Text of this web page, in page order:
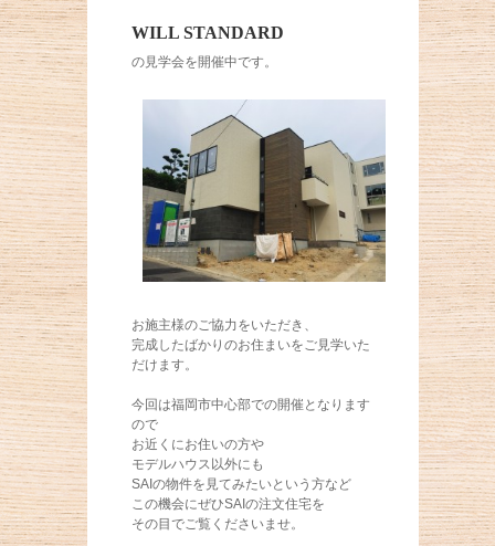
WILL STANDARD
の見学会を開催中です。
お施主様のご協力をいただき、
完成したばかりのお住まいをご見学いた
だけます。
今回は福岡市中心部での開催となります
ので
お近くにお住いの方や
モデルハウス以外にも
SAIの物件を見てみたいという方など
この機会にぜひSAIの注文住宅を
その目でご覧くださいませ。